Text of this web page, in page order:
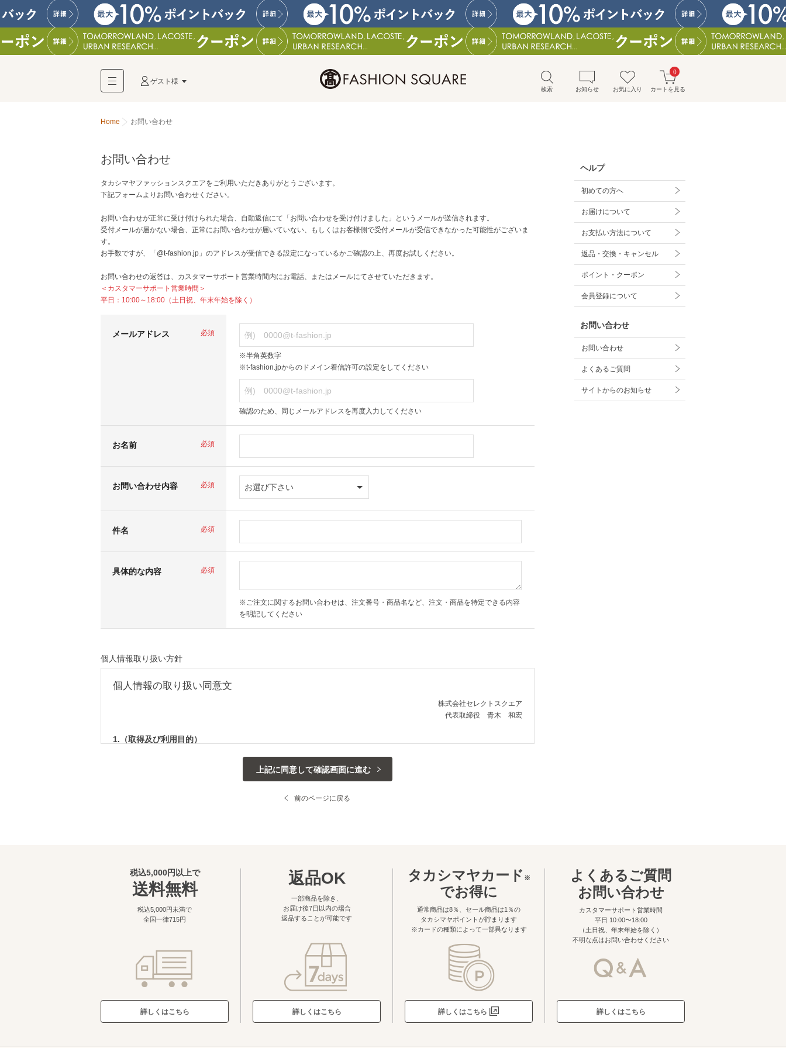
ゲスト様
検索 お知らせ お気に入り カートを見る
0
Home お問い合わせ
お問い合わせ
タカシマヤファッションスクエアをご利用いただきありがとうございます。
下記フォームよりお問い合わせください。
お問い合わせが正常に受け付けられた場合、自動返信にて「お問い合わせを受け付けました」というメールが送信されます。
受付メールが届かない場合、正常にお問い合わせが届いていない、もしくはお客様側で受付メールが受信できなかった可能性がございま
す。
お手数ですが、「@t-fashion.jp」のアドレスが受信できる設定になっているかご確認の上、再度お試しください。
お問い合わせの返答は、カスタマーサポート営業時間内にお電話、またはメールにてさせていただきます。
＜カスタマーサポート営業時間＞
平日：10:00～18:00（土日祝、年末年始を除く）
メールアドレス 必須
※半角英数字
※t-fashion.jpからのドメイン着信許可の設定をしてください
確認のため、同じメールアドレスを再度入力してください
お名前 必須
お問い合わせ内容 必須
件名 必須
具体的な内容 必須
※ご注文に関するお問い合わせは、注文番号・商品名など、注文・商品を特定できる内容
を明記してください
個人情報取り扱い方針
個人情報の取り扱い同意文
株式会社セレクトスクエア
代表取締役 青木 和宏
1.（取得及び利用目的）
アドレスなどの個人を識別できる情報を取得します。 取得の目的は、弊社で販売する商品の注文内容の確認、商品の発送及びご
に関する各種ご連絡、 弊社が行うインターネット事業及び広告事業に関する情報の紹介や広告及び宣伝、弊社で販売する商品や
えて当該個人の同意なしに第三者への提供や委託はいたしません。
弊社は、個人情報又は第三者提供記録の開示、及び個人情報の訂正、追加又は削除、利用目的の通知、利用又は提供の拒否につ
いての依頼（以下、開示等という）を受けた場合は、弊社の手続きに従って速やかに対応します。
4.（個人情報提供の任意性）
個人情報の弊社への提供は、お客様の同意に基づく任意ですが、必要な情報が提供されない場合、上記1項のサービスが受けら
れない等の不利益が生じる場合があります。
5.（個人情報保護管理者及び問合せ先）
当社では、個人情報を適切に保護するための管理者を下記の者が担当いたしております。また個人情報管理に関する問い合わせ
上記に同意して確認画面に進む
前のページに戻る
ヘルプ
初めての方へ
お届けについて
お支払い方法について
返品・交換・キャンセル
ポイント・クーポン
会員登録について
お問い合わせ
お問い合わせ
よくあるご質問
サイトからのお知らせ
税込5,000円以上で
送料無料
税込5,000円未満で
全国一律715円
詳しくはこちら
返品OK
一部商品を除き、
お届け後7日以内の場合
返品することが可能です
詳しくはこちら
タカシマヤカード ※
でお得に
通常商品は8％、セール商品は1％の
タカシマヤポイントが貯まります
※カードの種類によって一部異なります
詳しくはこちら
よくあるご質問
お問い合わせ
カスタマーサポート営業時間
平日 10:00〜18:00
（土日祝、年末年始を除く）
不明な点はお問い合わせください
詳しくはこちら